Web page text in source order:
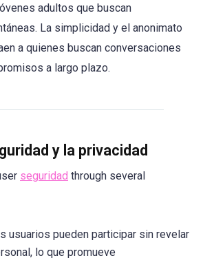
adultos que buscan
La simplicidad y el anonimato
a quienes buscan conversaciones
a largo plazo.
y la privacidad
seguridad through several
usuarios pueden participar sin revelar
lo que promueve